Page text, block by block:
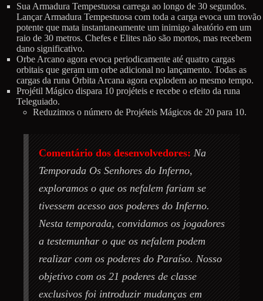
Sua Armadura Tempestuosa carrega ao longo de 30 segundos.
Lançar Armadura Tempestuosa com toda a carga evoca um trovão
potente que mata instantaneamente um inimigo aleatório em um
raio de 30 metros. Chefes e Elites não são mortos, mas recebem
dano significativo.
Orbe Arcano agora evoca periodicamente até quatro cargas
orbitais que geram um orbe adicional no lançamento. Todas as
cargas da runa Órbita Arcana agora explodem ao mesmo tempo.
Projétil Mágico dispara 10 projéteis e recebe o efeito da runa
Teleguiado.
Reduzimos o número de Projéteis Mágicos de 20 para 10.
Comentário dos desenvolvedores: Na
Temporada Os Senhores do Inferno,
exploramos o que os nefalem fariam se
tivessem acesso aos poderes do Inferno.
Nesta temporada, convidamos os jogadores
a testemunhar o que os nefalem podem
realizar com os poderes do Paraíso. Nosso
objetivo com os 21 poderes de classe
exclusivos foi introduzir mudanças em